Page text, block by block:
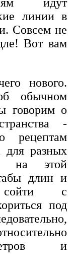
линии в
Совсем не
Вот вам
нового.
обычном
говорим о
-
рецептам
для разных
на этой
длин и
сойти с
под
и